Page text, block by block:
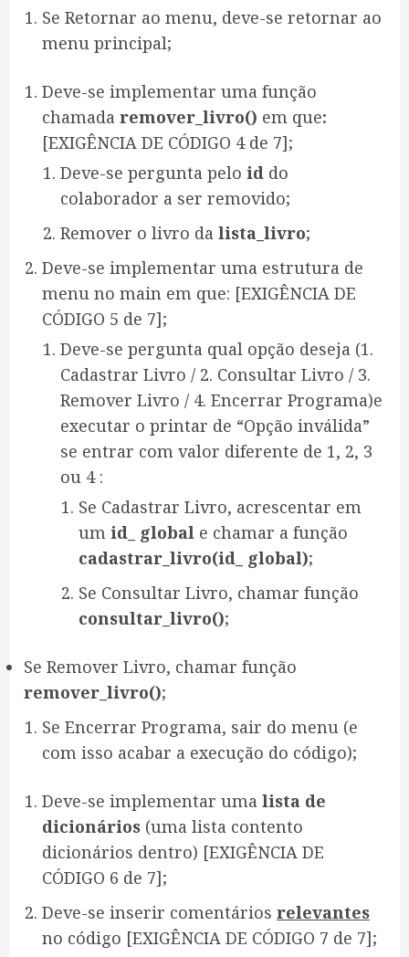
Se Retornar ao menu, deve-se retornar ao
menu principal;
Deve-se implementar uma função
chamada remover_livro() em que:
[EXIGÊNCIA DE CÓDIGO 4 de 7];
Deve-se pergunta pelo id do
colaborador a ser removido;
Remover o livro da lista_livro;
Deve-se implementar uma estrutura de
menu no main em que: [EXIGÊNCIA DE
CÓDIGO 5 de 7];
Deve-se pergunta qual opção deseja (1.
Cadastrar Livro / 2. Consultar Livro / 3.
Remover Livro / 4. Encerrar Programa)e
executar o printar de “Opção inválida”
se entrar com valor diferente de 1, 2, 3
ou 4 :
Se Cadastrar Livro, acrescentar em
um id_ global e chamar a função
cadastrar_livro(id_ global);
Se Consultar Livro, chamar função
consultar_livro();
Se Remover Livro, chamar função
remover_livro();
Se Encerrar Programa, sair do menu (e
com isso acabar a execução do código);
Deve-se implementar uma lista de
dicionários (uma lista contento
dicionários dentro) [EXIGÊNCIA DE
CÓDIGO 6 de 7];
Deve-se inserir comentários relevantes
no código [EXIGÊNCIA DE CÓDIGO 7 de 7];